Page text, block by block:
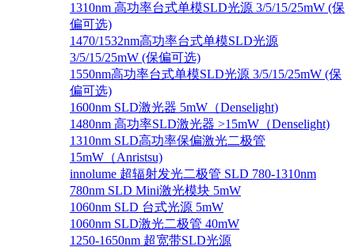
1310nm 高功率台式单模SLD光源 3/5/15/25mW (保
偏可选)
1470/1532nm高功率台式单模SLD光源
3/5/15/25mW (保偏可选)
1550nm高功率台式单模SLD光源 3/5/15/25mW (保
偏可选)
1600nm SLD激光器 5mW（Denselight)
1480nm 高功率SLD激光器 >15mW（Denselight)
1310nm SLD高功率保偏激光二极管
15mW（Anristsu)
innolume 超辐射发光二极管 SLD 780-1310nm
780nm SLD Mini激光模块 5mW
1060nm SLD 台式光源 5mW
1060nm SLD激光二极管 40mW
1250-1650nm 超宽带SLD光源